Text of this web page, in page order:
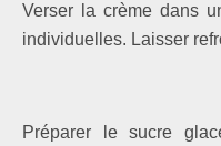
Verser la crème dans
individuelles. Laisser
Préparer le sucre